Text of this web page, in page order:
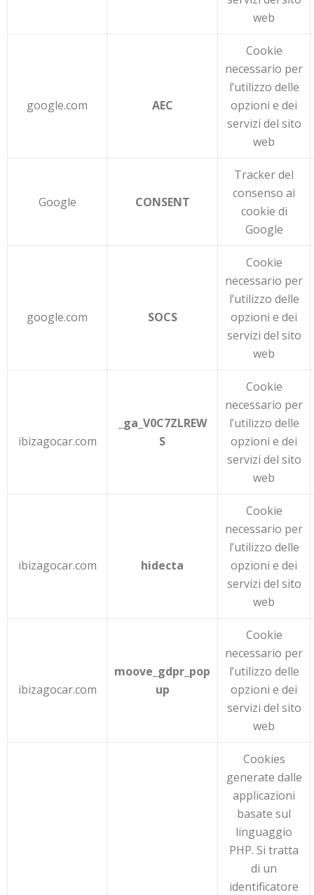
web
google.com AEC
Cookie
necessario per
l’utilizzo delle
opzioni e dei
servizi del sito
web
Google CONSENT
Tracker del
consenso ai
cookie di
Google
google.com SOCS
Cookie
necessario per
l’utilizzo delle
opzioni e dei
servizi del sito
web
ibizagocar.com
_ga_V0C7ZLREW
S
Cookie
necessario per
l’utilizzo delle
opzioni e dei
servizi del sito
web
ibizagocar.com hidecta
Cookie
necessario per
l’utilizzo delle
opzioni e dei
servizi del sito
web
ibizagocar.com
moove_gdpr_pop
up
Cookie
necessario per
l’utilizzo delle
opzioni e dei
servizi del sito
web
Cookies
generate dalle
applicazioni
basate sul
linguaggio
PHP. Si tratta
di un
identificatore